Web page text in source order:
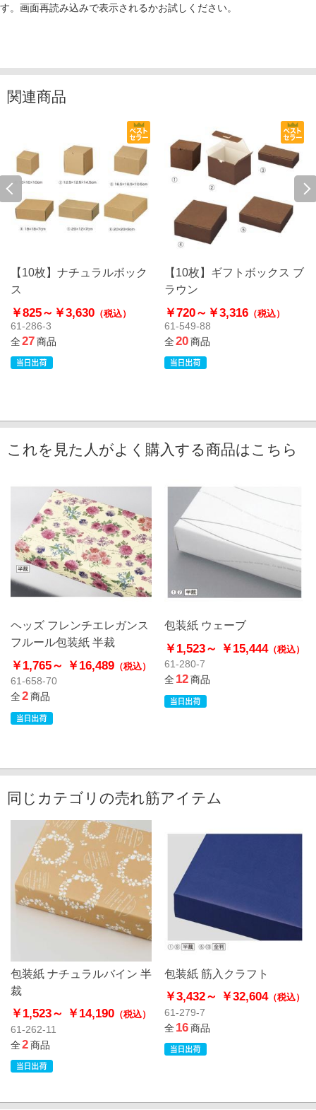
す。画面再読み込みで表示されるかお試しください。
関連商品
【10枚】ナチュラルボック
ス
￥825～ ￥3,630 （税込）
61-286-3
全27商品
【10枚】ギフトボックス ブ
ラウン
￥720～ ￥3,316 （税込）
61-549-88
全20商品
これを見た人がよく購入する商品はこちら
ヘッズ フレンチエレガンス
フルール包装紙 半裁
￥1,765～ ￥16,489 （税込）
61-658-70
全2商品
包装紙 ウェーブ
￥1,523～ ￥15,444（税込）
61-280-7
全12商品
同じカテゴリの売れ筋アイテム
包装紙 ナチュラルバイン 半
裁
￥1,523～ ￥14,190 （税込）
61-262-11
全2商品
包装紙 筋入クラフト
￥3,432～ ￥32,604（税込）
61-279-7
全16商品